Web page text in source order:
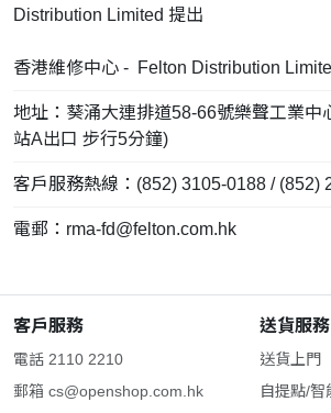
Distribution Limited 提出
香港維修中心 - Felton Distribution
地址：葵涌大連排道58-66號樂聲工業中
站A出口 步行5分鐘)
客戶服務熱線：(852) 3105-0188 / (852)
電郵： rma-fd@felton.com.hk
客戶服務
電話 2110 2210
郵箱 cs@openshop.com.hk
送貨服務
送貨上門
自提點/智